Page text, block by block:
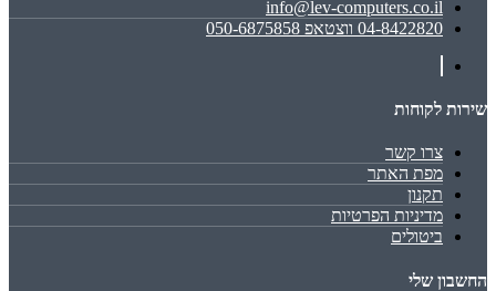
info@lev-computers.co.il
04-8422820 ווצטאפ 050-6875858
שירות לקוחות
צרו קשר
מפת האתר
תקנון
מדיניות הפרטיות
ביטולים
החשבון שלי